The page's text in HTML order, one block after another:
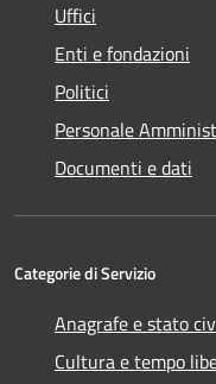
Uffici
Enti e fondazioni
Politici
Personale
Documenti e dati
Categorie di Servizio
Anagrafe e stato
Cultura e tempo